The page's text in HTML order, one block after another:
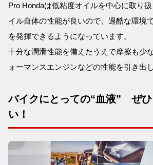
Pro Hondaは低粘度オイルを中心に取り
イル自体の性能が良いので、過酷な環境
を発揮できるようになっています。
十分な潤滑性能を備えたうえで摩擦も少
ォーマンスエンジンなどの性能を引き出
バイクにとっての“血液” ぜひ
い！